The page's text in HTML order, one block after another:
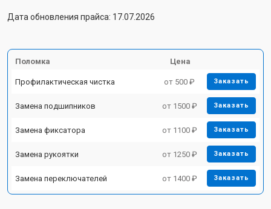
Дата обновления прайса: 17.07.2026
Поломка Цена
Профилактическая чистка от 500 ₽ Заказать
Замена подшипников от 1500 ₽ Заказать
Замена фиксатора от 1100 ₽ Заказать
Замена рукоятки от 1250 ₽ Заказать
Замена переключателей от 1400 ₽ Заказать